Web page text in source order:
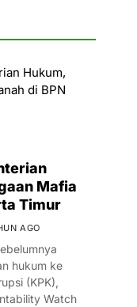
Mafia
Timur
AGO
hukum ke
(KPK),
Watch